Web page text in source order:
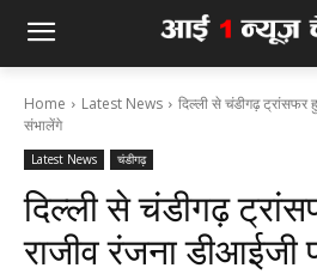
Home Latest News
दिल्ली से चंडीगढ़ ट्रांसफर
संभालेंगे
Latest News चंडीगढ़
दिल्ली से चंडीगढ़
राजीव रंजना डीआईजी